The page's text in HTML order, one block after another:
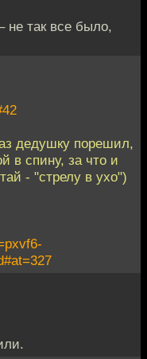
не так все было,
дедушку порешил,
в спину, за что и
- "стрелу в ухо")